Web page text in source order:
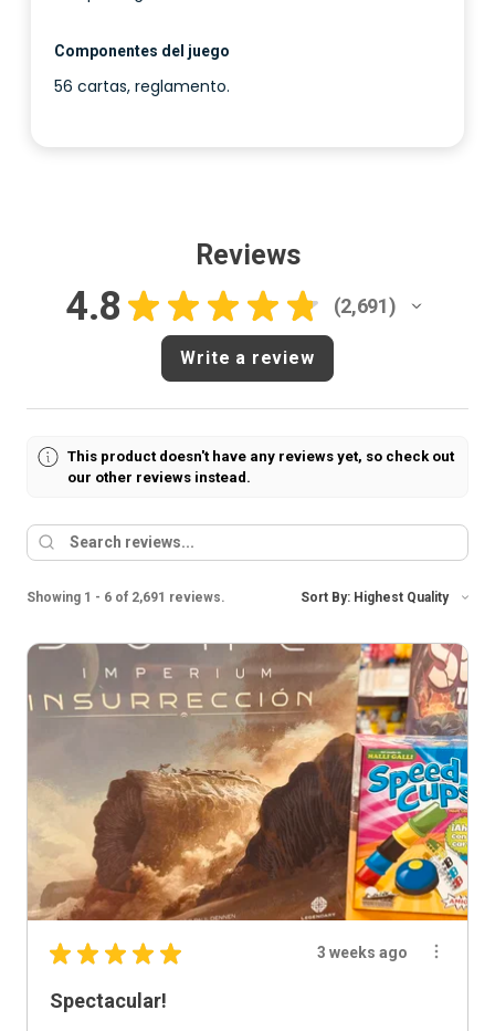
Componentes del juego
56 cartas, reglamento.
Reviews
4.8 ★ ★ ★ ★ ★ 2,691
2691
Write a review
This product doesn't have any reviews yet, so check out
our other reviews instead.
Showing 1 - 6 of 2,691 reviews. Sort By:
★ ★ ★ ★ ★ 3 weeks ago
Spectacular!